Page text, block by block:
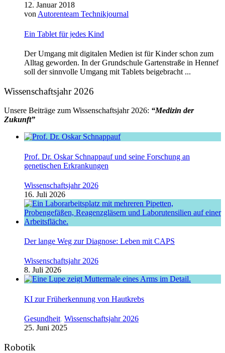
12. Januar 2018
von Autorenteam Technikjournal
Ein Tablet für jedes Kind
Der Umgang mit digitalen Medien ist für Kinder schon zum
Alltag geworden. In der Grundschule Gartenstraße in Hennef
soll der sinnvolle Umgang mit Tablets beigebracht ...
Wissenschaftsjahr 2026
Unsere Beiträge zum Wissenschaftsjahr 2026: “Medizin der
Zukunft”
Prof. Dr. Oskar Schnappauf und seine Forschung an
genetischen Erkrankungen
Wissenschaftsjahr 2026
16. Juli 2026
Der lange Weg zur Diagnose: Leben mit CAPS
Wissenschaftsjahr 2026
8. Juli 2026
KI zur Früherkennung von Hautkrebs
Gesundheit, Wissenschaftsjahr 2026
25. Juni 2025
Robotik